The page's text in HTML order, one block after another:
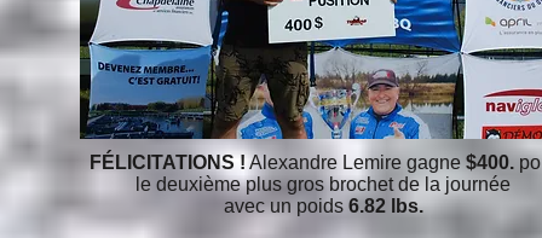
FÉLICITATIONS ! Alexandre Lemire gagne $400.
le deuxième plus gros brochet de la journée
avec un poids 6.82 lbs.